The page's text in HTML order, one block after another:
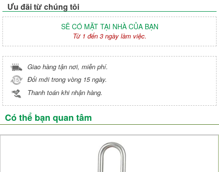
Ưu đãi từ chúng tôi
SẼ CÓ MẶT TẠI NHÀ CỦA BẠN
Từ 1 đến 3 ngày làm việc.
Giao hàng tận nơi, miễn phí.
Đổi mới trong vòng 15 ngày.
Thanh toán khi nhận hàng.
Có thể bạn quan tâm